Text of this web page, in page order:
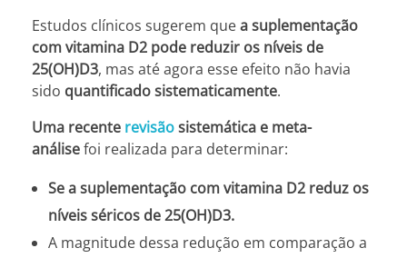
Estudos clínicos sugerem quea suplementação
com vitamina D2 pode reduzir os níveis de
25(OH)D3, mas até agora esse efeito não havia
sido quantificado sistematicamente.
Uma recente revisãosistemática e meta-
análisefoi realizada para determinar:
Se a suplementação com vitamina D2 reduz os
níveis séricos de 25(OH)D3.
A magnitude dessa redução em comparação a